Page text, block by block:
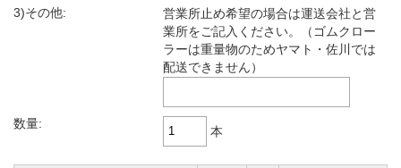
3)その他:
営業所止め希望の場合は運送会社と営
業所をご記入ください。（ゴムクロー
ラーは重量物のためヤマト・佐川では
配送できません）
数量:
本